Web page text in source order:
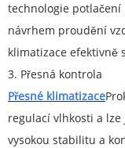
technologie
návrhem proudění
klimatizace efektivně
3. Přesná kontrola
Přesné klimatizace
regulací vlhkosti a
vysokou stabilitu a